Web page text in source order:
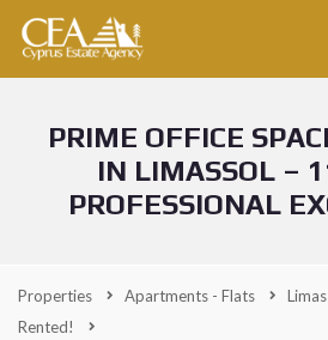
PRIME OFFICE
IN LIMASSOL –
PROFESSIONAL
Properties Apartments - Flats
Rented!